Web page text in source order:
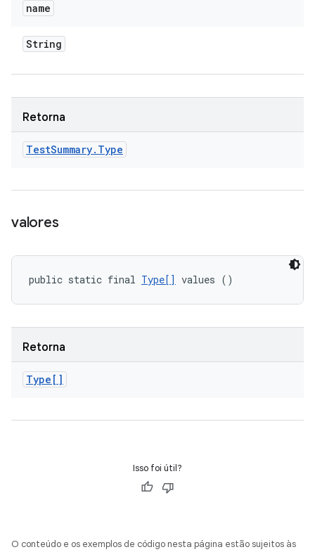
name
String
Retorna
TestSummary. Type
valores
public static final Type[] values ()
Retorna
Type[]
Isso foi útil?
O conteúdo e os exemplos de código nesta página estão sujeitos às